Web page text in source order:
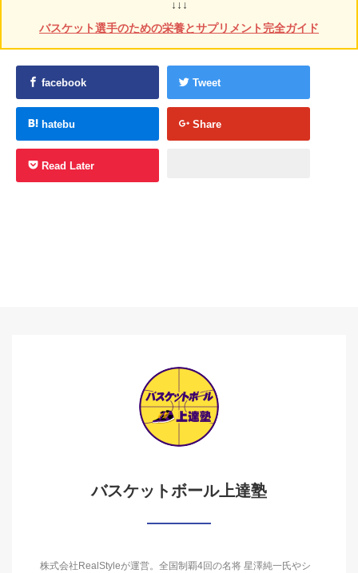
↓↓↓
バスケット選手のための栄養とサプリメント完全ガイド
facebook Tweet
hatebu Share
Read Later
バスケットボール上達塾
株式会社RealStyleが運営。全国制覇4回の名将 星澤純一氏やシ